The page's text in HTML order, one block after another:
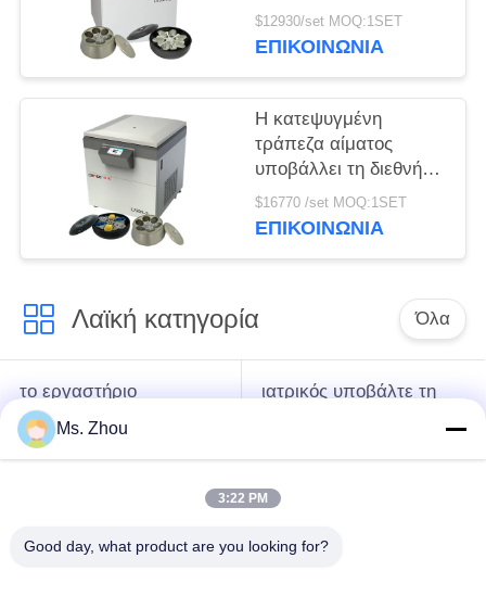
που l800r-2 σε
φυγοκέντρωση
περιεκτικότητας
υποβάλλουν
$12930/set MOQ:1SET
ΕΠΙΚΟΙΝΩΝΊΑ
Η κατεψυγμένη
τράπεζα αίματος
υποβάλλει τη διεθνή
προηγμένη κατηγορία
l720r-3 σε
$16770 /set MOQ:1SET
ΕΠΙΚΟΙΝΩΝΊΑ
Λαϊκή κατηγορία Όλα
το εργαστήριο
υποβάλλει τη μηχανή
σε φυγοκέντρωση
ιατρικός υποβάλτε τη
σε φυγοκέντρωση
κατεψυγμένος
σε φυγοκέντρωση
Ms. Zhou
3:22 PM
Good day, what product are you looking for?